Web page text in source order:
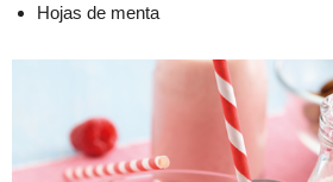
Hojas de menta